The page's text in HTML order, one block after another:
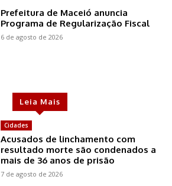
Prefeitura de Maceió anuncia
Programa de Regularização Fiscal
6 de agosto de 2026
Leia Mais
Cidades
Acusados de linchamento com
resultado morte são condenados a
mais de 36 anos de prisão
7 de agosto de 2026